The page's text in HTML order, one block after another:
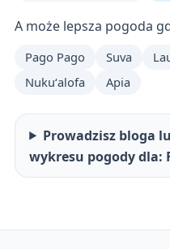
A może lepsza pogoda
Pago Pago Suva
Nukuʻalofa
Apia
Prowadzisz bloga
wykresu pogody dla: